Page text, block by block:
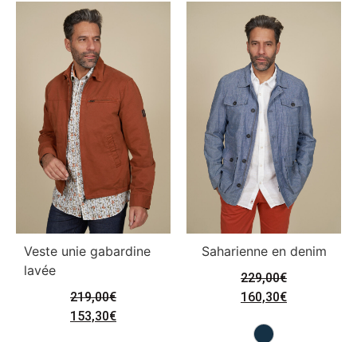
Veste unie gabardine
lavée
219,00€
153,30€
Saharienne en denim
229,00€
160,30€